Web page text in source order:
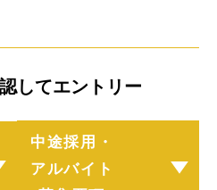
してエントリー
中途採用・
アルバイト